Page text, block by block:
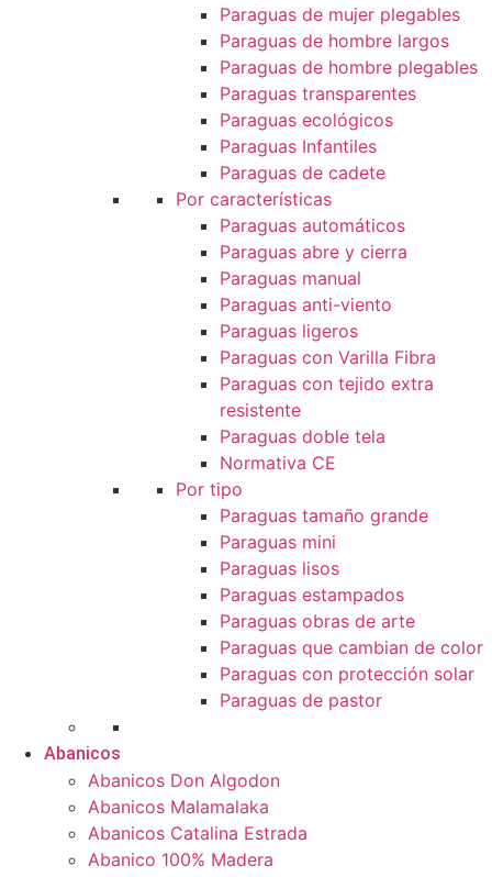
Paraguas de mujer plegables
Paraguas de hombre largos
Paraguas de hombre plegables
Paraguas transparentes
Paraguas ecológicos
Paraguas Infantiles
Paraguas de cadete
Por características
Paraguas automáticos
Paraguas abre y cierra
Paraguas manual
Paraguas anti-viento
Paraguas ligeros
Paraguas con Varilla Fibra
Paraguas con tejido extra
resistente
Paraguas doble tela
Normativa CE
Por tipo
Paraguas tamaño grande
Paraguas mini
Paraguas lisos
Paraguas estampados
Paraguas obras de arte
Paraguas que cambian de color
Paraguas con protección solar
Paraguas de pastor
Abanicos
Abanicos Don Algodon
Abanicos Malamalaka
Abanicos Catalina Estrada
Abanico 100% Madera